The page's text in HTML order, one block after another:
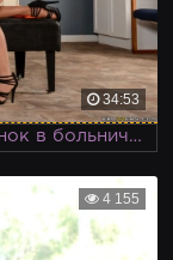
34:53
Худой паренёк трахает двух девчонок в больничном кабинете
4 155